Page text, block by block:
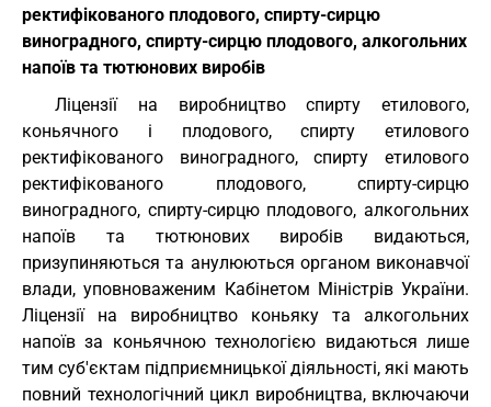
ректифікованого плодового, спирту-сирцю
виноградного, спирту-сирцю плодового, алкогольних
напоїв та тютюнових виробів
Ліцензії на виробництво спирту етилового,
коньячного і плодового, спирту етилового
ректифікованого виноградного, спирту етилового
ректифікованого плодового, спирту-сирцю
виноградного, спирту-сирцю плодового, алкогольних
напоїв та тютюнових виробів видаються,
призупиняються та анулюються органом виконавчої
влади, уповноваженим Кабінетом Міністрів України.
Ліцензії на виробництво коньяку та алкогольних
напоїв за коньячною технологією видаються лише
тим суб'єктам підприємницької діяльності, які мають
повний технологічний цикл виробництва, включаючи